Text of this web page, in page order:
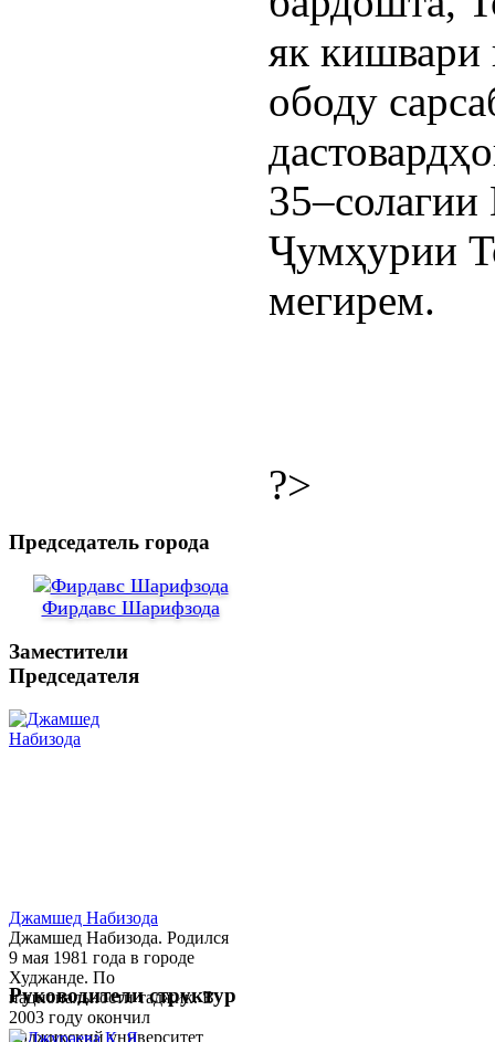
як кишвари
ободу
Ҷумҳурии
мегирем.
?>
Председатель города
Фирдавс Шарифзода
Заместители
Председателя
Джамшед Набизода
Джамшед Набизода. Родился
9 мая 1981 года в городе
Худжанде. По
национальности таджик. В
2003 году окончил
Таджикский университет
Руководители структур